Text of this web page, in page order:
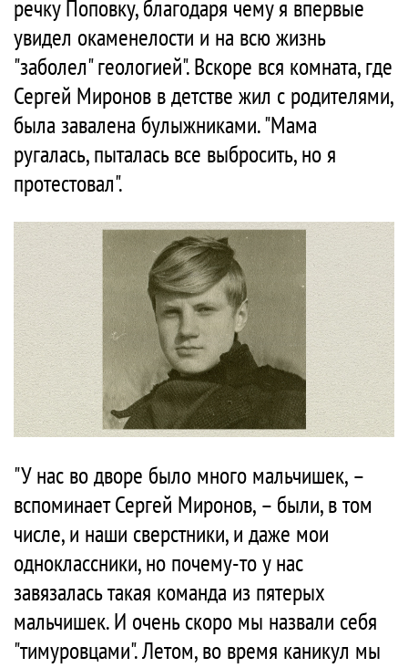
речку Поповку, благодаря чему я впервые
увидел окаменелости и на всю жизнь
"заболел" геологией". Вскоре вся комната, где
Сергей Миронов в детстве жил с родителями,
была завалена булыжниками. "Мама
ругалась, пыталась все выбросить, но я
протестовал".
"У нас во дворе было много мальчишек, –
вспоминает Сергей Миронов, – были, в том
числе, и наши сверстники, и даже мои
одноклассники, но почему-то у нас
завязалась такая команда из пятерых
мальчишек. И очень скоро мы назвали себя
"тимуровцами". Летом, во время каникул мы